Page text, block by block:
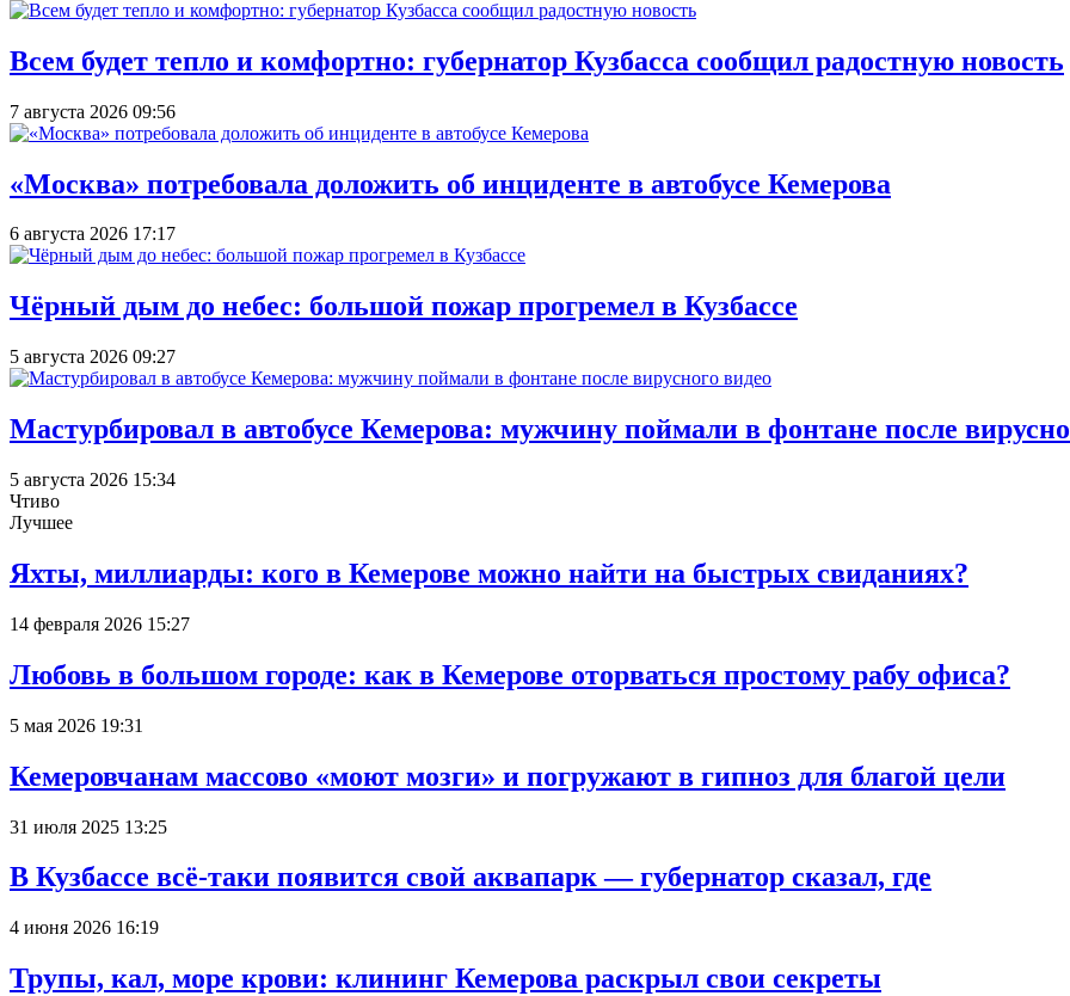
Всем будет тепло и комфортно: губернатор Кузбасса сообщил радостную новость
7 августа 2026 09:56
«Москва» потребовала доложить об инциденте в автобусе Кемерова
6 августа 2026 17:17
Чёрный дым до небес: большой пожар прогремел в Кузбассе
5 августа 2026 09:27
Мастурбировал в автобусе Кемерова: мужчину поймали в фонтане после
5 августа 2026 15:34
Чтиво
Лучшее
Яхты, миллиарды: кого в Кемерове можно найти на быстрых свиданиях?
14 февраля 2026 15:27
Любовь в большом городе: как в Кемерове оторваться простому рабу офиса?
5 мая 2026 19:31
Кемеровчанам массово «моют мозги» и погружают в гипноз для благой цели
31 июля 2025 13:25
В Кузбассе всё-таки появится свой аквапарк — губернатор сказал, где
4 июня 2026 16:19
Трупы, кал, море крови: клининг Кемерова раскрыл свои секреты